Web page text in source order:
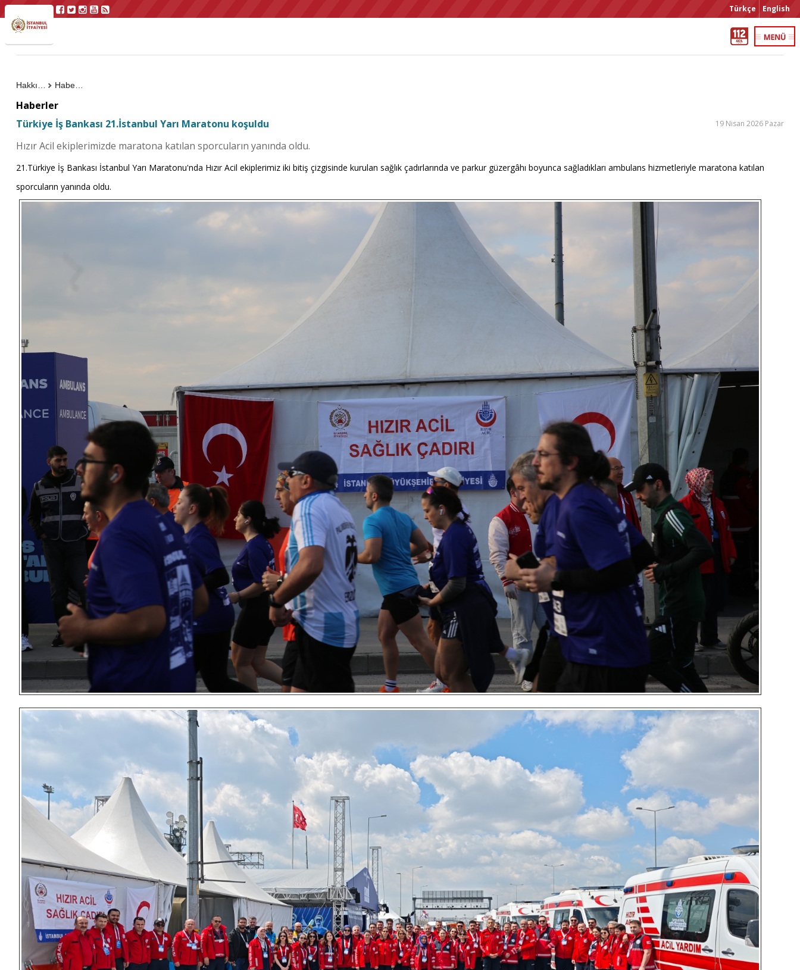
Türkçe English
Haberler
Haberler
Türkiye İş Bankası 21.İstanbul Yarı Maratonu koşuldu
19 Nisan 2026 Pazar
Hızır Acil ekiplerimizde maratona katılan sporcuların yanında oldu.
21.Türkiye İş Bankası İstanbul Yarı Maratonu'nda Hızır Acil ekiplerimiz iki bitiş çizgisinde kurulan sağlık çadırlarında ve parkur güzergâhı boyunca sağladıkları ambulans hizmetleriyle maratona katılan
sporcuların yanında oldu.